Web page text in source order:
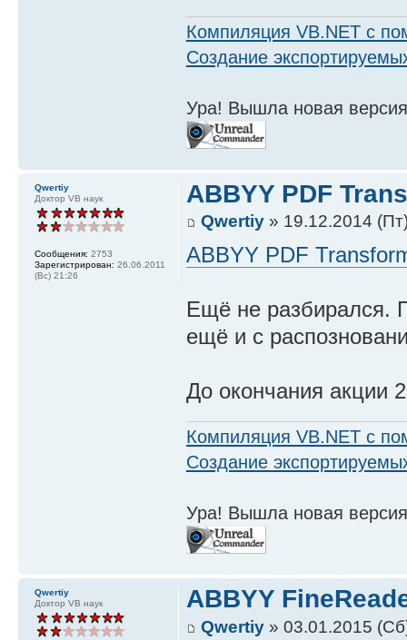
Компиляция VB.NET с
Создание
Ура! Вышла новая
Qwertiy
Доктор VB наук
Сообщения: 2753
Зарегистрирован: 26.06.2011
(Вс) 21:26
ABBYY PDF
Qwertiy» 19.12.2014
ABBYY PDF
Ещё не разбирался.
ещё и с
До окончания акции
Компиляция VB.NET с
Создание
Ура! Вышла новая
Qwertiy
Доктор VB наук
ABBYY
Qwertiy» 03.01.2015